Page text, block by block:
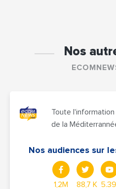
Nos
Toute
de la
Nos audiences sur
1,2M 88,7 K